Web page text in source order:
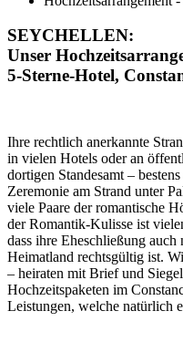
SEYCHELLEN:
Unser
5-Sterne-Hotel,
Ihre rechtlich anerkannte
in vielen Hotels oder an
dortigen Standesamt –
Zeremonie am Strand unter
viele Paare der romantische
der Romantik-Kulisse ist
dass ihre Eheschließung
Heimatland rechtsgültig ist.
– heiraten mit Brief und
Hochzeitspaketen im
Leistungen, welche natürlich